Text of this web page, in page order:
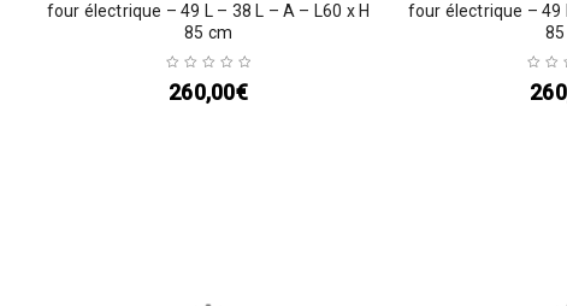
four électrique – 49 L – 38 L – A – L60 x H
85 cm
260,00€
four électrique – 49